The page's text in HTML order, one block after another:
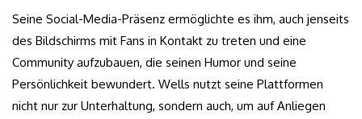
Seine Social-Media-Präsenz ermöglichte es ihm, auch jenseits
des Bildschirms mit Fans in Kontakt zu treten und eine
Community aufzubauen, die seinen Humor und seine
Persönlichkeit bewundert. Wells nutzt seine Plattformen
nicht nur zur Unterhaltung, sondern auch, um auf Anliegen